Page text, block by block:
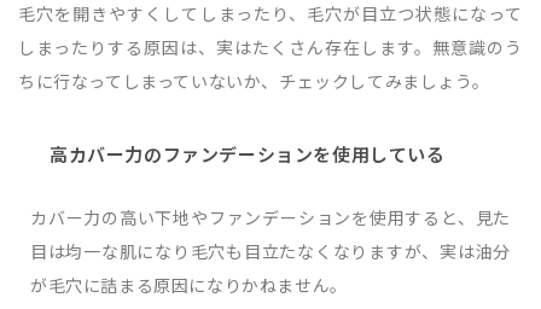
毛穴を開きやすくしてしまったり、毛穴が目立つ状態になって
しまったりする原因は、実はたくさん存在します。無意識のう
ちに行なってしまっていないか、チェックしてみましょう。
高カバー力のファンデーションを使用している
カバー力の高い下地やファンデーションを使用すると、見た
目は均一な肌になり毛穴も目立たなくなりますが、実は油分
が毛穴に詰まる原因になりかねません。